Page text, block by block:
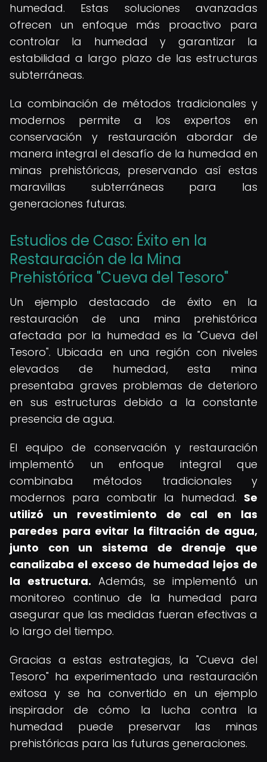
humedad. Estas soluciones avanzadas
ofrecen un enfoque más proactivo para
controlar la humedad y garantizar la
estabilidad a largo plazo de las estructuras
subterráneas.
La combinación de métodos tradicionales y
modernos permite a los expertos en
conservación y restauración abordar de
manera integral el desafío de la humedad en
minas prehistóricas, preservando así estas
maravillas subterráneas para las
generaciones futuras.
Estudios de Caso: Éxito en la
Restauración de la Mina
Prehistórica "Cueva del Tesoro"
Un ejemplo destacado de éxito en la
restauración de una mina prehistórica
afectada por la humedad es la "Cueva del
Tesoro". Ubicada en una región con niveles
elevados de humedad, esta mina
presentaba graves problemas de deterioro
en sus estructuras debido a la constante
presencia de agua.
El equipo de conservación y restauración
implementó un enfoque integral que
combinaba métodos tradicionales y
modernos para combatir la humedad. Se
utilizó un revestimiento de cal en las
paredes para evitar la filtración de agua,
junto con un sistema de drenaje que
canalizaba el exceso de humedad lejos de
la estructura. Además, se implementó un
monitoreo continuo de la humedad para
asegurar que las medidas fueran efectivas a
lo largo del tiempo.
Gracias a estas estrategias, la "Cueva del
Tesoro" ha experimentado una restauración
exitosa y se ha convertido en un ejemplo
inspirador de cómo la lucha contra la
humedad puede preservar las minas
prehistóricas para las futuras generaciones.